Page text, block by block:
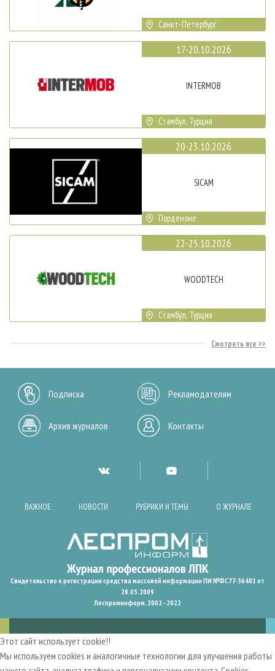
Санкт-Петербург
17-20.10.2026
INTERMOB
Стамбул, Турция
20-23.10.2026
SICAM
Порденоне
22-25.10.2026
WOODTECH
Стамбул, Турция
Смотреть все
Подписка Рекламодателям
Архив журналов Контакты
ВАЖНОЕ НОВОСТИ РУБРИКИ И ТЕМЫ О ЖУРНАЛЕ
Свидетельство о регистрации средства массовой информации ПИ №ФС77-36401 от
28.05.2009
Леспроминформ. 2002 - 2022
Этот сайт использует cookie!!
Мы используем cookies и аналогичные технологии для улучшения работы